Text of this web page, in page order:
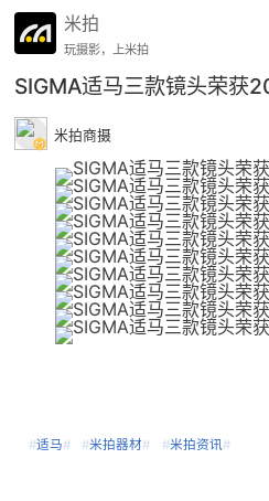
米拍
玩摄影，上米拍
SIGMA适马三款镜头荣获
米拍商摄
#适马# #米拍器材# #米拍资讯#